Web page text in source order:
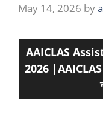
May 14, 2026 by
AAICLAS
2026